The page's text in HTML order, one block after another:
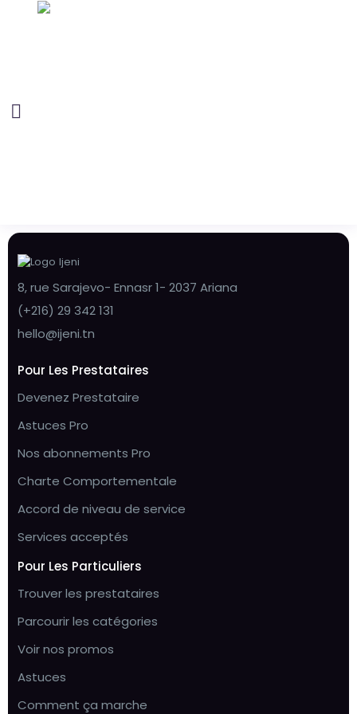
8, rue Sarajevo- Ennasr 1- 2037 Ariana
(+216) 29 342 131
hello@ijeni.tn
Pour Les Prestataires
Devenez Prestataire
Astuces Pro
Nos abonnements Pro
Charte Comportementale
Accord de niveau de service
Services acceptés
Pour Les Particuliers
Trouver les prestataires
Parcourir les catégories
Voir nos promos
Astuces
Comment ça marche